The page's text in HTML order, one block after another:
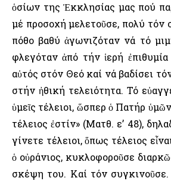
ὁσίων της Ἐκκλησίας μας πού
μέ προσοχή μελετοῦσε, πολύ τόν
πόθο βαθύ ἀγωνιζόταν νά τό
φλεγόταν ἀπό τήν ἱερή
αὐτός στόν Θεό καί νά βαδίσει
στήν ἠθική τελειότητα. Τό
ὑμεῖς τέλειοι, ὥσπερ ὁ Πατήρ ὑμῶν
τέλειος ἐστίν» (Ματθ. ε’ 48),
γίνετε τέλειοι, ὅπως τέλειος
ὁ οὐράνιος, κυκλοφοροῦσε
σκέψη του. Καί τόν